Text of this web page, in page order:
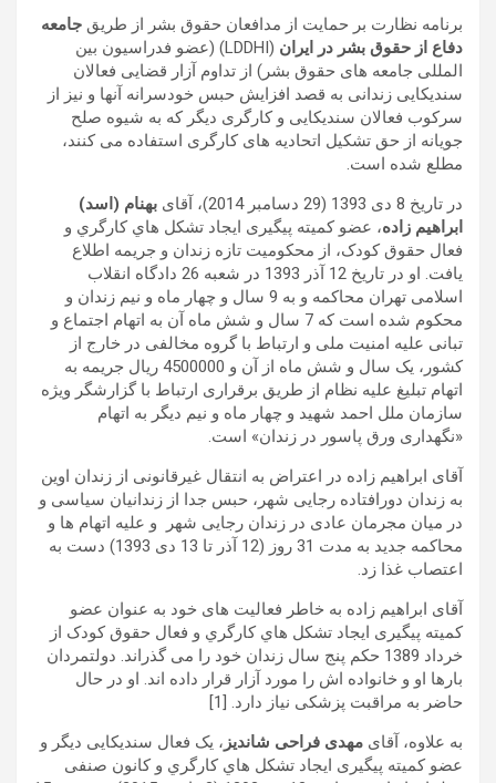
برنامه نظارت بر حمایت از مدافعان حقوق بشر از طریق جامعه
دفاع از حقوق بشر در ایران
(LDDHI) (عضو فدراسیون بین
المللی جامعه های حقوق بشر) از تداوم آزار قضایی فعالان
سندیکایی زندانی به قصد افزایش حبس خودسرانه آنها و نیز از
سرکوب فعالان سندیکایی و کارگری دیگر که به شیوه صلح
جویانه از حق تشکیل اتحادیه های کارگری استفاده می کنند،
مطلع شده است.
در تاریخ 8 دی 1393 (29 دسامبر 2014)، آقای
بهنام (اسد)
ابراهیم زاده، عضو کمیته پیگیری ايجاد تشكل هاي كارگري و
فعال حقوق کودک، از محکومیت تازه زندان و جریمه اطلاع
یافت. او در تاریخ 12 آذر 1393 در شعبه 26 دادگاه انقلاب
اسلامی تهران محاکمه و به 9 سال و چهار ماه و نیم زندان و
محکوم شده است که 7 سال و شش ماه آن به اتهام اجتماع و
تبانی علیه امنیت ملی و ارتباط با گروه مخالفی در خارج از
کشور، یک سال و شش ماه از آن و 4500000 ریال جریمه به
اتهام تبلیغ علیه نظام از طریق برقراری ارتباط با گزارشگر ویژه
سازمان ملل احمد شهید و چهار ماه و نیم دیگر به اتهام
«نگهداری ورق پاسور در زندان» است.
آقای ابراهیم زاده در اعتراض به انتقال غیرقانونی از زندان اوین
به زندان دورافتاده رجایی شهر، حبس جدا از زندانیان سیاسی و
در میان مجرمان عادی در زندان رجایی شهر و علیه اتهام ها و
محاکمه جدید به مدت 31 روز (12 آذر تا 13 دی 1393) دست به
اعتصاب غذا زد.
آقای ابراهیم زاده به خاطر فعالیت های خود به عنوان عضو
کمیته پیگیری ايجاد تشكل هاي كارگري و فعال حقوق کودک از
خرداد 1389 حکم پنج سال زندان خود را می گذراند. دولتمردان
بارها او و خانواده اش را مورد آزار قرار داده اند. او در حال
حاضر به مراقبت پزشکی نیاز دارد. [1]
به علاوه، آقای مهدی فراحی شاندیز ، یک فعال سندیکایی دیگر و
عضو کمیته پیگیری ايجاد تشكل هاي كارگري و کانون صنفی